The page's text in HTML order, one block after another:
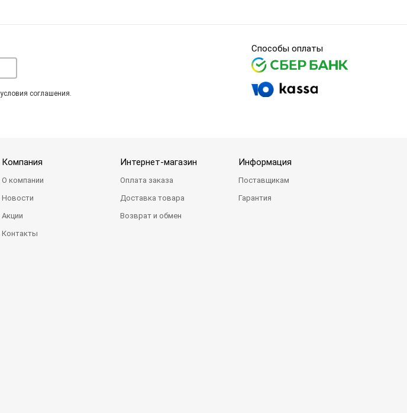
соглашения.
Способы оплаты
Компания
О компании
Новости
Акции
Контакты
Интернет-магазин
Оплата заказа
Доставка товара
Возврат и обмен
Информация
Поставщикам
Гарантия